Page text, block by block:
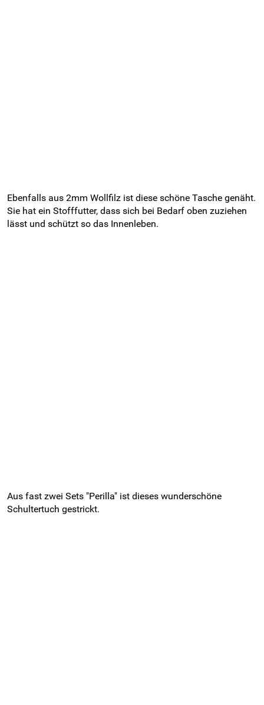
Ebenfalls aus 2mm Wollfilz ist diese schöne Tasche genäht.
Sie hat ein Stofffutter, dass sich bei Bedarf oben zuziehen
lässt und schützt so das Innenleben.
Aus fast zwei Sets "Perilla" ist dieses wunderschöne
Schultertuch gestrickt.